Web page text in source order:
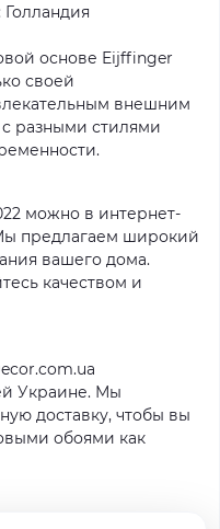
основе Eijffinger
своей
внешним
разными стилями
можно в интернет-
предлагаем широкий
вашего дома.
качеством и
Украине. Мы
доставку, чтобы вы
обоями как